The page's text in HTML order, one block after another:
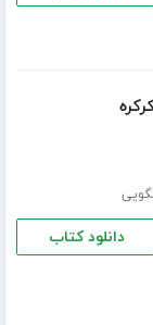
دانلود کتاب